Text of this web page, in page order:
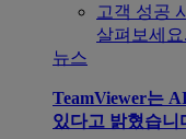
고객 성공
살펴보세요.
뉴스
TeamViewer는
있다고 밝혔습니